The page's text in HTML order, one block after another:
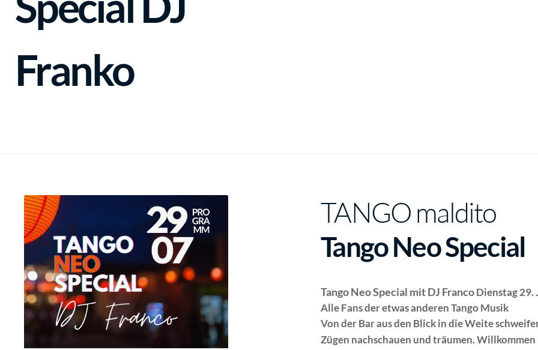
Franko
TANGO maldito
Tango Neo Special
Tango Neo Special mit DJ FrancoDienstag 29.
Alle Fans der etwas anderen Tango Musik
Von der Bar aus den Blick in die Weite
Zügen nachschauen und träumen.